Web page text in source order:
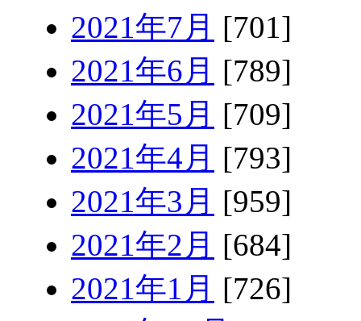
2021年7月 [701]
2021年6月 [789]
2021年5月 [709]
2021年4月 [793]
2021年3月 [959]
2021年2月 [684]
2021年1月 [726]